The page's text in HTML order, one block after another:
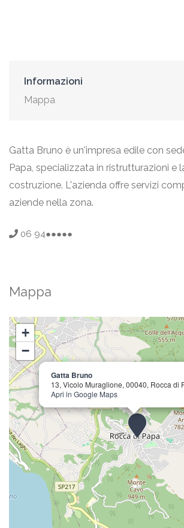
Informazioni
Mappa
Gatta Bruno è un'impresa edile con
Papa, specializzata in ristrutturazioni e
costruzione. L'azienda offre servizi
aziende nella zona.
06 94●●●●●
Mappa
Gatta Bruno
13, Vicolo Muraglione, 00040, Rocca di
Apri in Google Maps
+
−